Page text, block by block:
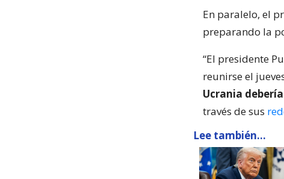
En paralelo, el
preparando la
“El presidente
reunirse el
Ucrania
través de sus
Lee también...